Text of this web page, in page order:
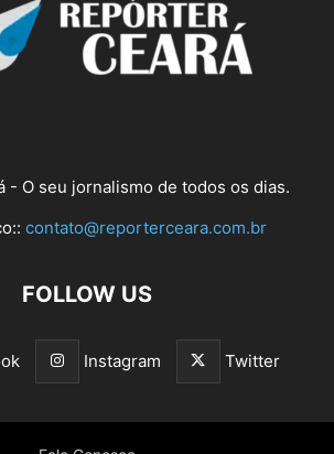
- O seu jornalismo de todos os dias.
contato@reporterceara.com.br
FOLLOW US
Instagram Twitter